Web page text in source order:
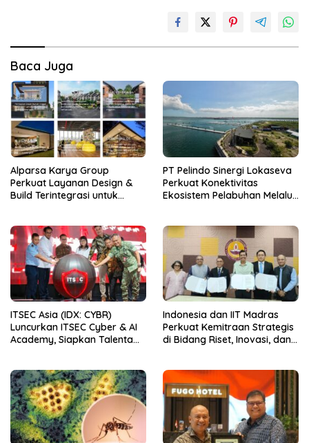
Baca Juga
Alparsa Karya Group
Perkuat Layanan Design &
Build Terintegrasi untuk
PT Pelindo Sinergi Lokaseva
Perkuat Konektivitas
Ekosistem Pelabuhan Melalui
ITSEC Asia (IDX: CYBR)
Luncurkan ITSEC Cyber & AI
Academy, Siapkan Talenta
Memimpin Era AI
Indonesia dan IIT Madras
Perkuat Kemitraan Strategis
di Bidang Riset, Inovasi, dan